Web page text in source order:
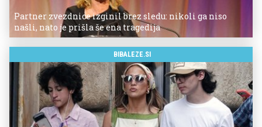
Partner zvezdnice izginil brez sledu: nikoli ga niso
našli, nato je prišla še ena tragedija
BIBALEZE.SI